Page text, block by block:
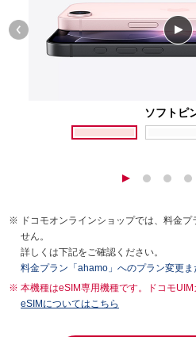
ソフトピ
ドコモオンラインショップでは、料金
せん。
詳しくは下記をご確認ください。
料金プラン「ahamo」へのプラン変更
本機種はeSIM専用機種です。ドコモUIM
eSIMについてはこちら